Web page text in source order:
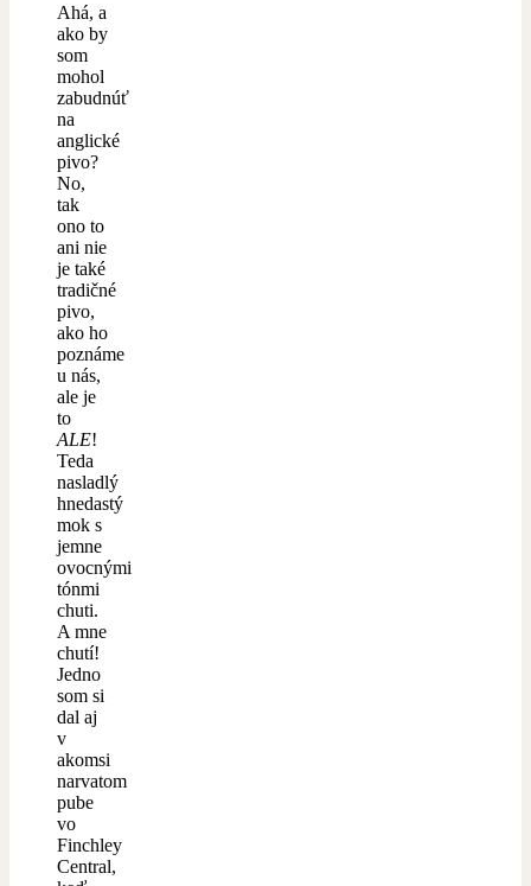
Ahá, a
ako by
som
mohol
zabudnúť
na
anglické
pivo?
No,
tak
ono to
ani nie
je také
tradičné
pivo,
ako ho
poznáme
u nás,
ale je
to
ALE!
Teda
nasladlý
hnedastý
mok s
jemne
ovocnými
tónmi
chuti.
A mne
chutí!
Jedno
som si
dal aj
v
akomsi
narvatom
pube
vo
Finchley
Central,